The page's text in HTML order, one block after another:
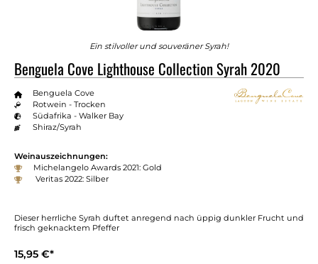
Ein stilvoller und souveräner Syrah!
Benguela Cove Lighthouse Collection Syrah 2020
Benguela Cove
Rotwein - Trocken
Südafrika - Walker Bay
Shiraz/Syrah
Weinauszeichnungen:
Michelangelo Awards 2021: Gold
Veritas 2022: Silber
Dieser herrliche Syrah duftet anregend nach üppig dunkler Frucht und
frisch geknacktem Pfeffer
15,95 €*